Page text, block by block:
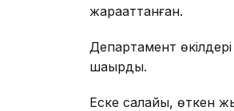
жарақаттанған.
Департамент
шақырды.
Еске салайық, өткен